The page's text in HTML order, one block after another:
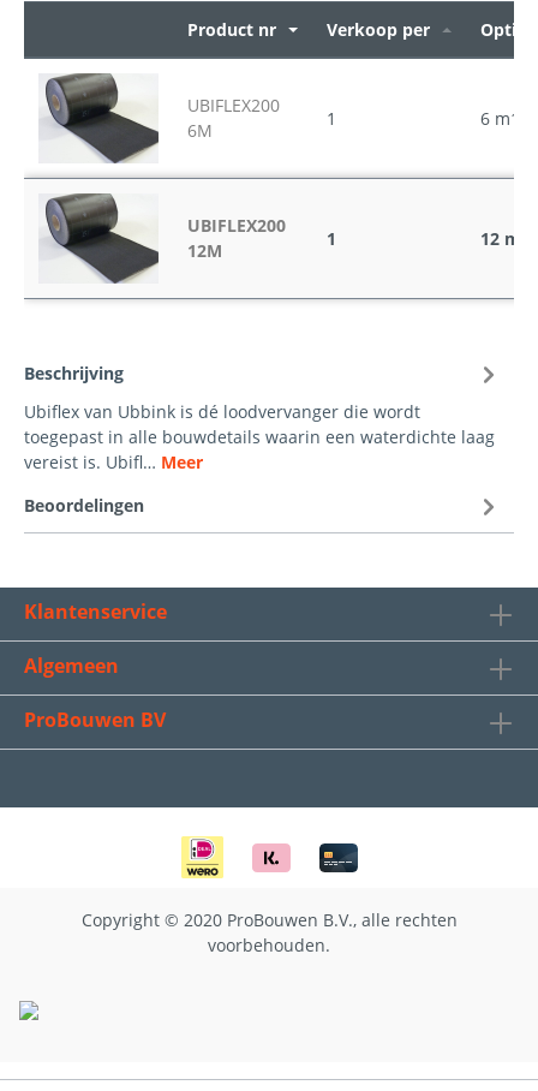
Product nr Verkoop per Opties
UBIFLEX200
6M
1 6 m1
UBIFLEX200
12M
1 12 m1
Beschrijving
Ubiflex van Ubbink is dé loodvervanger die wordt
toegepast in alle bouwdetails waarin een waterdichte laag
vereist is. Ubifl… Meer
Beoordelingen
Klantenservice
Algemeen
ProBouwen BV
Copyright © 2020 ProBouwen B.V., alle rechten
voorbehouden.